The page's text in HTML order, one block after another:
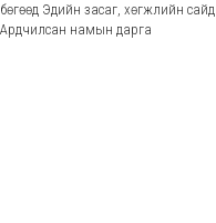
бөгөөд Эдийн засаг, хөгжлийн сайд
Ардчилсан намын дарга